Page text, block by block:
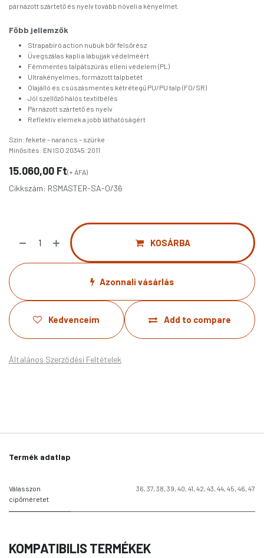
párnázott szártető és nyelv tovább növeli a kényelmet.
Főbb jellemzők
Strapabíró action nubuk bőr felsőrész
Üvegszálas kapli a lábujjak védelméért
Fémmentes talpátszúrás elleni védelem (PL)
Ultrakényelmes, formázott talpbetét
Olajálló és csúszásmentes kétrétegű PU/PU talp (FO/SR)
Jól szellőző hálós textilbélés
Párnázott szártető és nyelv
Reflektív elemek a jobb láthatóságért
Szín: fekete – narancs – szürke
Minősítés: EN ISO 20345:2011
15.060,00 Ft(+ ÁFA)
Cikkszám: RSMASTER-SA-O/36
KOSÁRBA
Azonnali vásárlás
Add to compare
Kedvenceim
Általános Szerződési Feltételek
Termék adatlap
Válasszon
cipőméretet
36 37 38 39 40 41 42 43 44 45 46 47
KOMPATIBILIS TERMÉKEK